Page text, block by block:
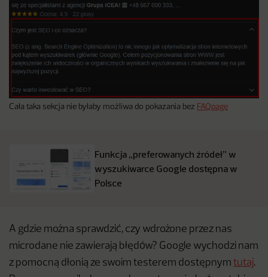
Cała taka sekcja nie byłaby możliwa do pokazania bez FAQpage
Funkcja „preferowanych źródeł” w
wyszukiwarce Google dostępna w
Polsce
A gdzie można sprawdzić, czy wdrożone przez nas
microdane nie zawierają błędów? Google wychodzi nam
z pomocną dłonią ze swoim testerem dostępnym tutaj.